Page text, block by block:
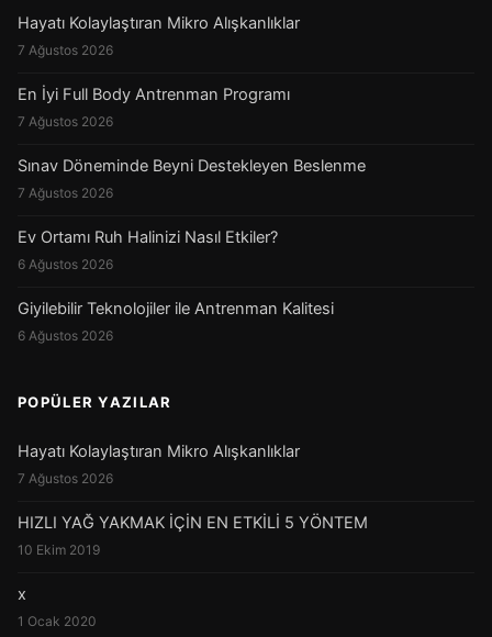
Hayatı Kolaylaştıran Mikro Alışkanlıklar
7 Ağustos 2026
En İyi Full Body Antrenman Programı
7 Ağustos 2026
Sınav Döneminde Beyni Destekleyen Beslenme
7 Ağustos 2026
Ev Ortamı Ruh Halinizi Nasıl Etkiler?
6 Ağustos 2026
Giyilebilir Teknolojiler ile Antrenman Kalitesi
6 Ağustos 2026
POPÜLER YAZILAR
Hayatı Kolaylaştıran Mikro Alışkanlıklar
7 Ağustos 2026
HIZLI YAĞ YAKMAK İÇİN EN ETKİLİ 5 YÖNTEM
10 Ekim 2019
x
1 Ocak 2020